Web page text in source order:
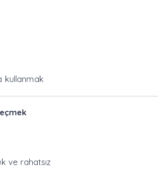
kullanmak
ve rahatsız